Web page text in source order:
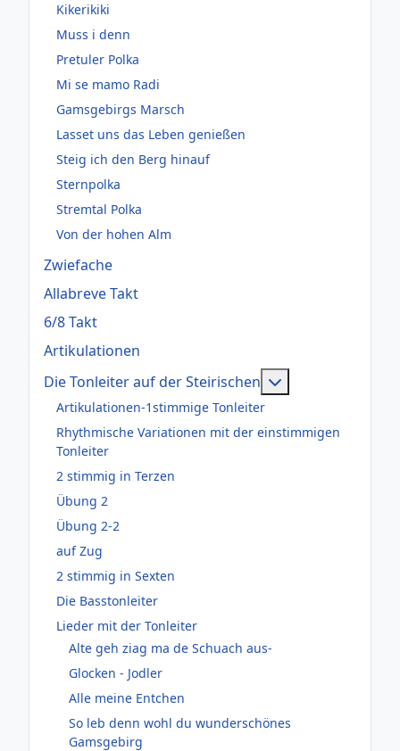
Kikerikiki
Muss i denn
Pretuler Polka
Mi se mamo Radi
Gamsgebirgs Marsch
Lasset uns das Leben genießen
Steig ich den Berg hinauf
Sternpolka
Stremtal Polka
Von der hohen Alm
Zwiefache
Allabreve Takt
6/8 Takt
Artikulationen
Die Tonleiter auf der Steirischen
Artikulationen-1stimmige Tonleiter
Rhythmische Variationen mit der einstimmigen
Tonleiter
2 stimmig in Terzen
Übung 2
Übung 2-2
auf Zug
2 stimmig in Sexten
Die Basstonleiter
Lieder mit der Tonleiter
Alte geh ziag ma de Schuach aus-
Glocken - Jodler
Alle meine Entchen
So leb denn wohl du wunderschönes
Gamsgebirg